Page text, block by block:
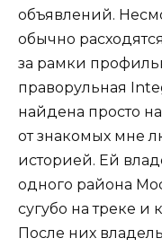
объявлений.
обычно
за рамки
праворульная
найдена просто
от знакомых мне
историей. Ей
одного района
сугубо на треке и
После них